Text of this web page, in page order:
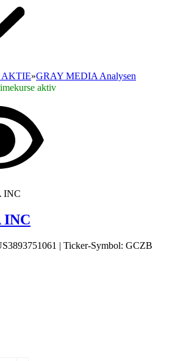
»GRAY MEDIA Analysen
aktiv
INC
| Ticker-Symbol: GCZB